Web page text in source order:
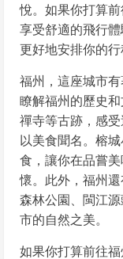
悅。如果你打算
享受舒適的飛行
更好地安排你的行
福州，這座城市
瞭解福州的歷史
禪寺等古跡，感
以美食聞名。榕
食，讓你在品嘗
懷。此外，福州
森林公園、閩江
市的自然之美。
如果你打算前往福